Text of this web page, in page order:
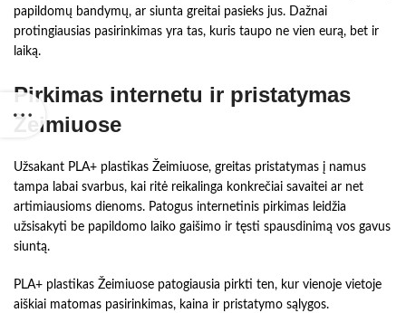
papildomų bandymų, ar siunta greitai pasieks jus. Dažnai
protingiausias pasirinkimas yra tas, kuris taupo ne vien eurą, bet ir
laiką.
Pirkimas internetu ir pristatymas
Žeimiuose
Užsakant PLA+ plastikas Žeimiuose, greitas pristatymas į namus
tampa labai svarbus, kai ritė reikalinga konkrečiai savaitei ar net
artimiausioms dienoms. Patogus internetinis pirkimas leidžia
užsisakyti be papildomo laiko gaišimo ir tęsti spausdinimą vos gavus
siuntą.
PLA+ plastikas Žeimiuose patogiausia pirkti ten, kur vienoje vietoje
aiškiai matomas pasirinkimas, kaina ir pristatymo sąlygos.